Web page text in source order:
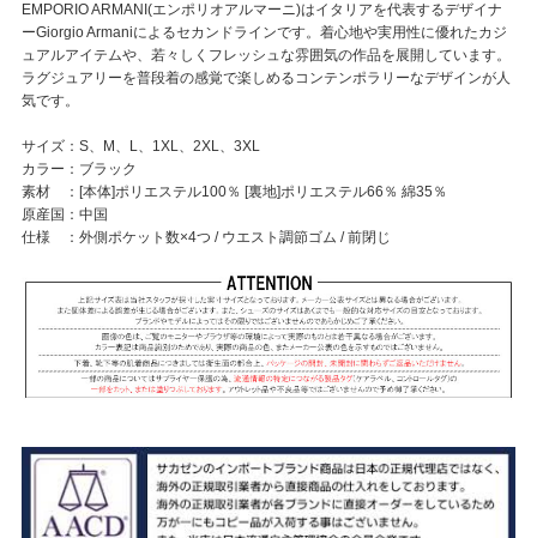
EMPORIO ARMANI(エンポリオアルマーニ)はイタリアを代表するデザイナ
ーGiorgio Armaniによるセカンドラインです。着心地や実用性に優れたカジ
ュアルアイテムや、若々しくフレッシュな雰囲気の作品を展開しています。
ラグジュアリーを普段着の感覚で楽しめるコンテンポラリーなデザインが人
気です。
サイズ：S、M、L、1XL、2XL、3XL
カラー：ブラック
素材 ：[本体]ポリエステル100％ [裏地]ポリエステル66％ 綿35％
原産国：中国
仕様 ：外側ポケット数×4つ / ウエスト調節ゴム / 前閉じ